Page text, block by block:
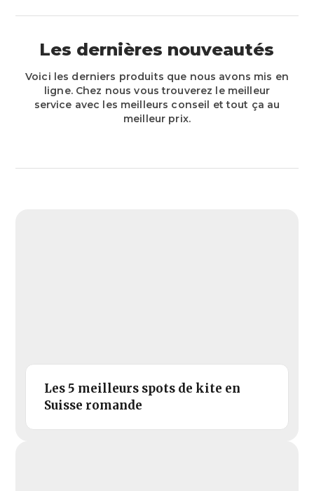
Les dernières nouveautés
Voici les derniers produits que nous avons mis en
ligne. Chez nous vous trouverez le meilleur
service avec les meilleurs conseil et tout ça au
meilleur prix.
Les 5 meilleurs spots de kite en
Suisse romande